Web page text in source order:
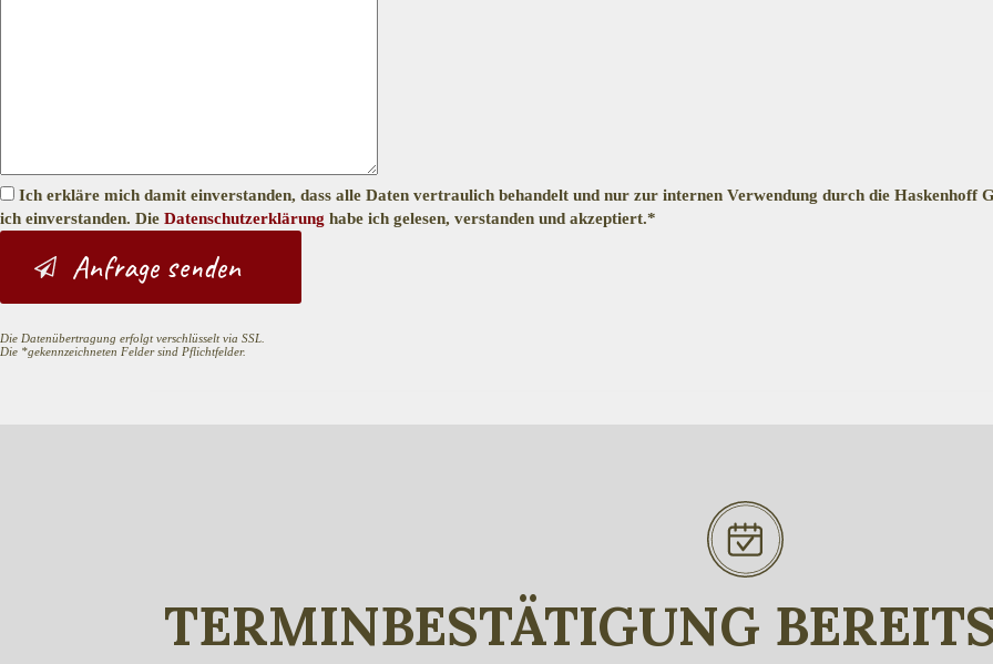
Ich erkläre mich damit einverstanden, dass alle Daten vertraulich behandelt und nur zur internen Verwendung durch die
ich einverstanden. Die Datenschutzerklärung habe ich gelesen, verstanden und akzeptiert.*
Die Datenübertragung erfolgt verschlüsselt via SSL.
Die *gekennzeichneten Felder sind Pflichtfelder.
TERMINBESTÄTIGUNG